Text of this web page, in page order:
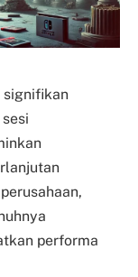
signifikan
performa